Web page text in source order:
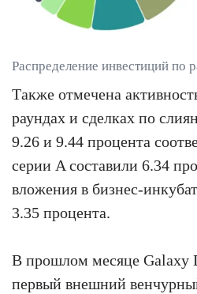
Распределение инвестиций по
Также отмечена
раундах и сделках по
9.26 и 9.44 процента
серии A составили 6.34
вложения в бизнес-
3.35 процента.
В прошлом месяце Galaxy
первый внешний